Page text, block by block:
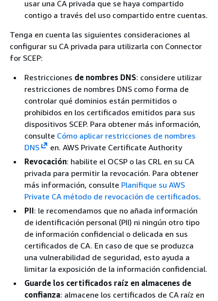
usar una CA privada que se haya compartido
contigo a través del uso compartido entre cuentas.
Tenga en cuenta las siguientes consideraciones al
configurar su CA privada para utilizarla con Connector
for SCEP:
Restricciones de nombres DNS: considere utilizar
restricciones de nombres DNS como forma de
controlar qué dominios están permitidos o
prohibidos en los certificados emitidos para sus
dispositivos SCEP. Para obtener más información,
consulte Cómo aplicar restricciones de nombres
DNS
en. AWS Private Certificate Authority
Revocación: habilite el OCSP o las CRL en su CA
privada para permitir la revocación. Para obtener
más información, consulte Planifique su AWS
Private CA método de revocación de certificados.
PII: le recomendamos que no añada información
de identificación personal (PII) ni ningún otro tipo
de información confidencial o delicada en sus
certificados de CA. En caso de que se produzca
una vulnerabilidad de seguridad, esto ayuda a
limitar la exposición de la información confidencial.
Guarde los certificados raíz en almacenes de
confianza: almacene los certificados de CA raíz en